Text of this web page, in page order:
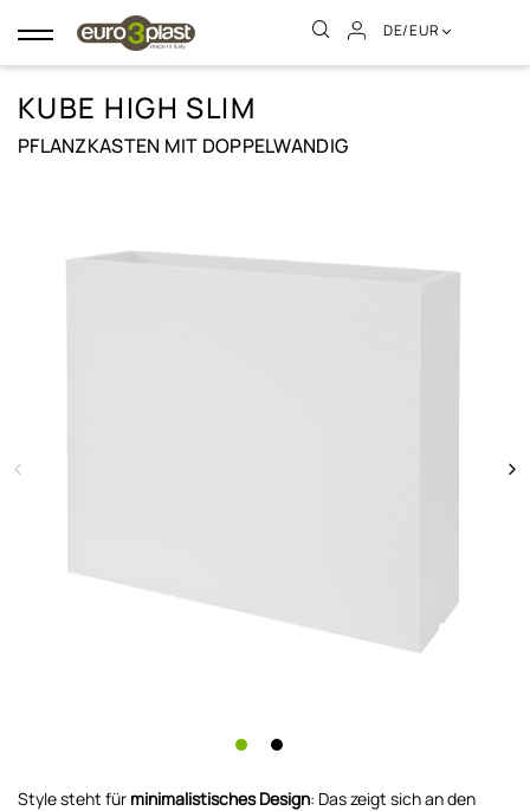
Umschalten
der
DE/EUR
KUBE HIGH SLIM
PFLANZKASTEN MIT DOPPELWANDIG
Style steht für minimalistisches Design: Das zeigt sich an den